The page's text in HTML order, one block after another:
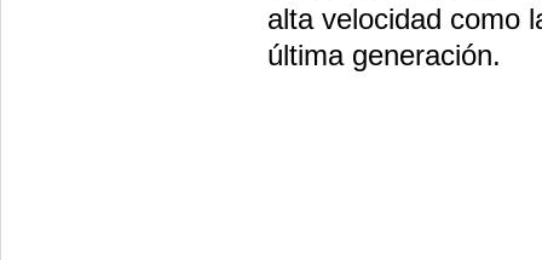
alta velocidad como
última generación.